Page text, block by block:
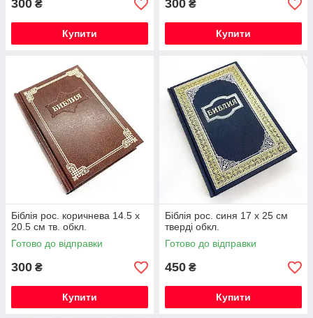
300 ₴
Купити
300 ₴
Купити
Біблія рос. коричнева 14.5 х
20.5 см тв. обкл.
Готово до відправки
300 ₴
Купити
Біблія рос. синя 17 х 25 см
тверді обкл.
Готово до відправки
450 ₴
Купити